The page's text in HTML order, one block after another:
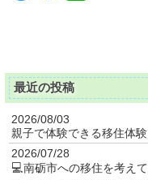
最近の投稿
2026/08/03
親子で体験できる移住体
2026/07/28
💻南砺市への移住を考え